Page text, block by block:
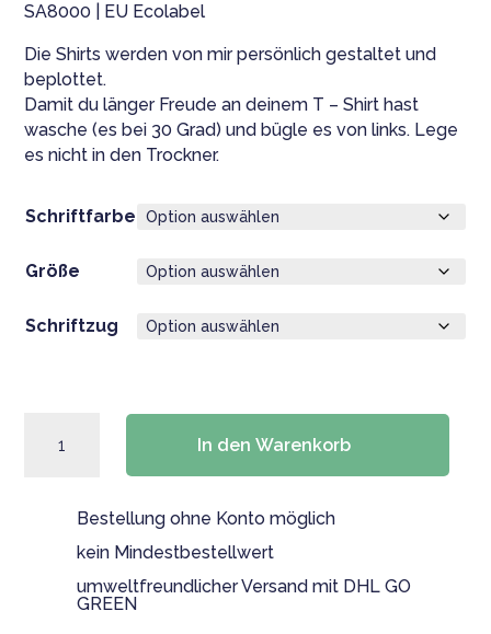
SA8000 | EU Ecolabel
Die Shirts werden von mir persönlich gestaltet und
beplottet.
Damit du länger Freude an deinem T – Shirt hast
wasche (es bei 30 Grad) und bügle es von links. Lege
es nicht in den Trockner.
Schriftfarbe
Größe
Schriftzug
Tagesmutter
Herzen
In den Warenkorb
Bestellung ohne Konto möglich
kein Mindestbestellwert
umweltfreundlicher Versand mit DHL GO
GREEN